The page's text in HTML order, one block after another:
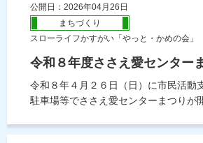
公開日：2026年04月26日
まちづくり
スローライフかすがい「やっと・かめの会」
令和８年度ささえ愛センター
令和８年４月２６日（日）に市民活動
駐車場等でささえ愛センターまつりが